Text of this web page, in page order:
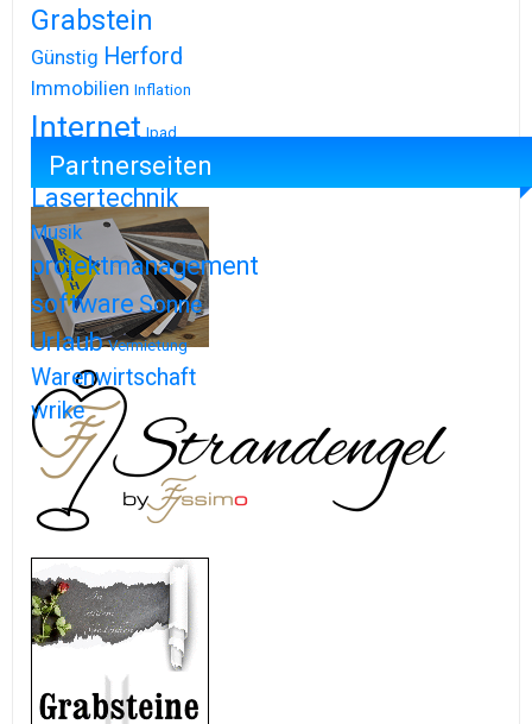
Grabstein
Günstig Herford
Immobilien Inflation
Internet Ipad
Iphone
Lasertechnik
Musik
projektmanagement
softwareSonne
Urlaub Vermietung
Warenwirtschaft
wrike
Partnerseiten